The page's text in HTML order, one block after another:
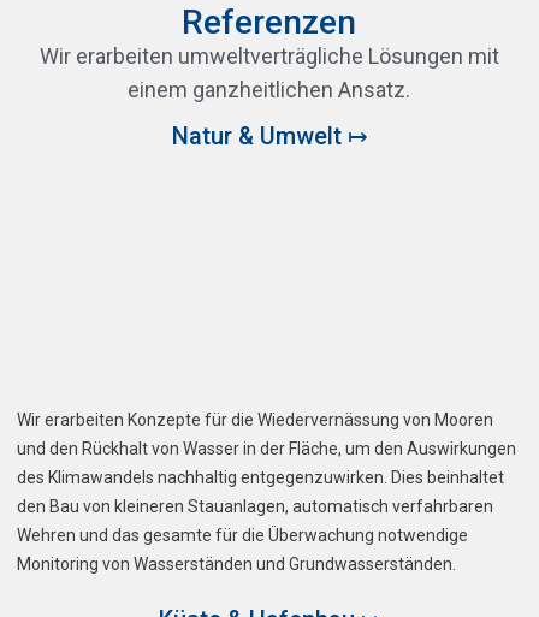
Referenzen
Wir erarbeiten umweltverträgliche Lösungen mit
einem ganzheitlichen Ansatz.
Natur & Umwelt ↦
Wir erarbeiten Konzepte für die Wiedervernässung von Mooren
und den Rückhalt von Wasser in der Fläche, um den Auswirkungen
des Klimawandels nachhaltig entgegenzuwirken. Dies beinhaltet
den Bau von kleineren Stauanlagen, automatisch verfahrbaren
Wehren und das gesamte für die Überwachung notwendige
Monitoring von Wasserständen und Grundwasserständen.